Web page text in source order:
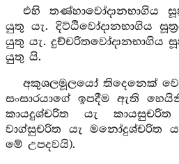
එහි තණ්හාවෝදානභාගිය
යුතු යැ. දිට්ඨිවෝදානභාගිය
යුතු යැ. දුච්චරිතවෝදානභාගිය
යුතු යි.
අකුශලමූලයෝ තිදෙනෙක්
සංසාරයාගේ ඉපදීම ඇති
කායදුශ්චරිත යැ
වාග්සුචරිත යැ මනෝදුශ්චරිත
මේ උපදවයි).